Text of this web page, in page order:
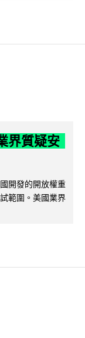
界質疑安
開發的開放權重
範圍。美國業界